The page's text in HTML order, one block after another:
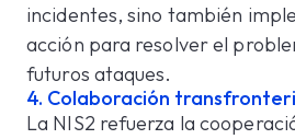
incidentes, sino también
acción para resolver el
futuros ataques.
4. Colaboración
La NIS2 refuerza la